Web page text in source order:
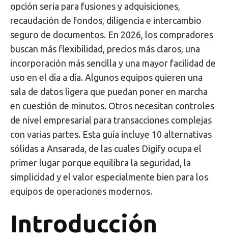
opción seria para fusiones y adquisiciones,
recaudación de fondos, diligencia e intercambio
seguro de documentos. En 2026, los compradores
buscan más flexibilidad, precios más claros, una
incorporación más sencilla y una mayor facilidad de
uso en el día a día. Algunos equipos quieren una
sala de datos ligera que puedan poner en marcha
en cuestión de minutos. Otros necesitan controles
de nivel empresarial para transacciones complejas
con varias partes. Esta guía incluye 10 alternativas
sólidas a Ansarada, de las cuales Digify ocupa el
primer lugar porque equilibra la seguridad, la
simplicidad y el valor especialmente bien para los
equipos de operaciones modernos.
Introducción